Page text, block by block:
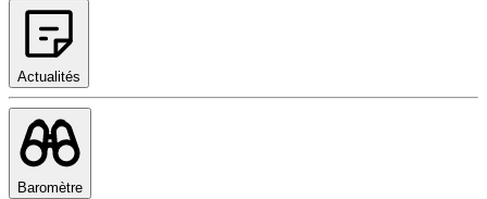
Actualités
Baromètre